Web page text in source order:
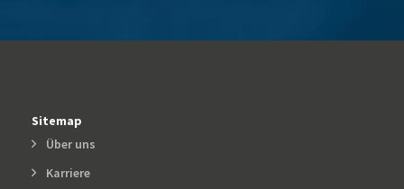
Sitemap
Über uns
Karriere